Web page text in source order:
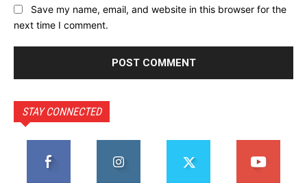
Save my name, email, and website in this browser for the
next time I comment.
STAY CONNECTED